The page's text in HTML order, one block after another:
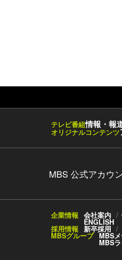
テレビ番組情報・報
オリジナルコンテンツ
MBS 公式アカウ
企業情報 会社案内
ENGLISH
採用情報 新卒採用
MBSグループ MBS
MBS